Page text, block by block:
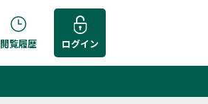
閲覧履歴 ログイン